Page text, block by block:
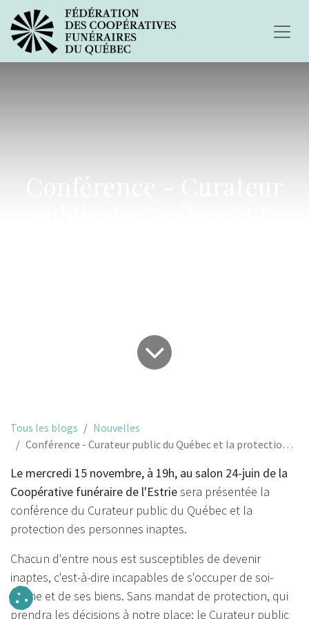
Tous les blogs
Nouvelles
Conférence - Curateur public du Québec et la protection des personnes inaptes
Le mercredi 15 novembre, à 19h, au salon 24-juin de la
Coopérative funéraire de l'Estriesera présentée la
conférence du Curateur public du Québec et la
protection des personnes inaptes.
Chacun d'entre nous est susceptibles de devenir
inaptes, c'est-à-dire incapables de s'occuper de soi-
même et de ses biens. Sans mandat de protection, qui
prendra les décisions à notre place; le Curateur public